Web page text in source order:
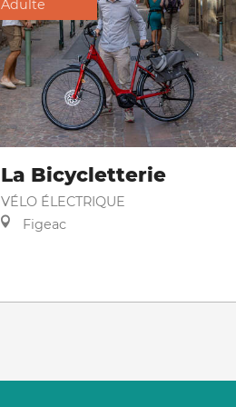
Adulte
La Bicycletterie
VÉLO ÉLECTRIQUE
Figeac